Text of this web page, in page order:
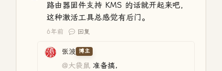
路由器固件支持 KMS 的话就开起来吧，
这种激活工具总感觉有后门。
6年前 回复
张波 博主
@大袋鼠 准备搞，